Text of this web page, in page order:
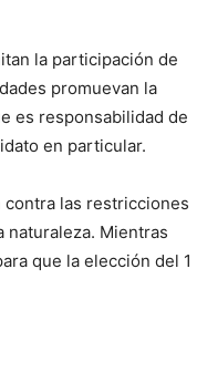
la participación de
promuevan la
es responsabilidad de
en particular.
contra las restricciones
naturaleza. Mientras
que la elección del 1